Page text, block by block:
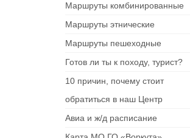
Маршруты комбинированные
Маршруты этнические
Маршруты пешеходные
Готов ли ты к походу, турист?
10 причин, почему стоит
обратиться в наш Центр
Авиа и ж/д расписание